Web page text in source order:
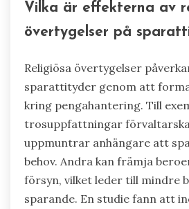
Vilka är effekterna av
övertygelser på
Religiösa övertygelser
sparattityder genom att
kring pengahantering. Till
trosuppfattningar
uppmuntrar anhängare att
behov. Andra kan främja
försyn, vilket leder till mindre
sparande. En studie fann att